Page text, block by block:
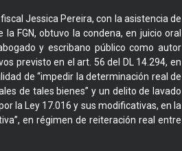
Jessica Pereira, con la asistencia de
FGN, obtuvo la condena, en juicio oral
y escribano público como autor
previsto en el art. 56 del DL 14.294, en
de “impedir la determinación real de
de tales bienes” y un delito de lavado
la Ley 17.016 y sus modificativas, en la
en régimen de reiteración real entre